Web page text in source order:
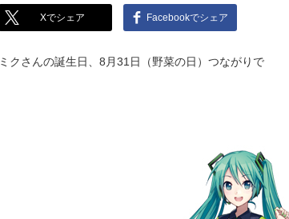
Xでシェア Facebookでシェア
ミクさんの誕生日、8月31日（野菜の日）つながりで